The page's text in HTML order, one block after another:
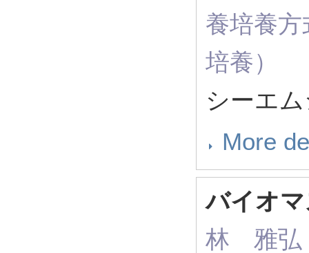
養培養
培養）
シーエ
More
バイオ
林 雅弘